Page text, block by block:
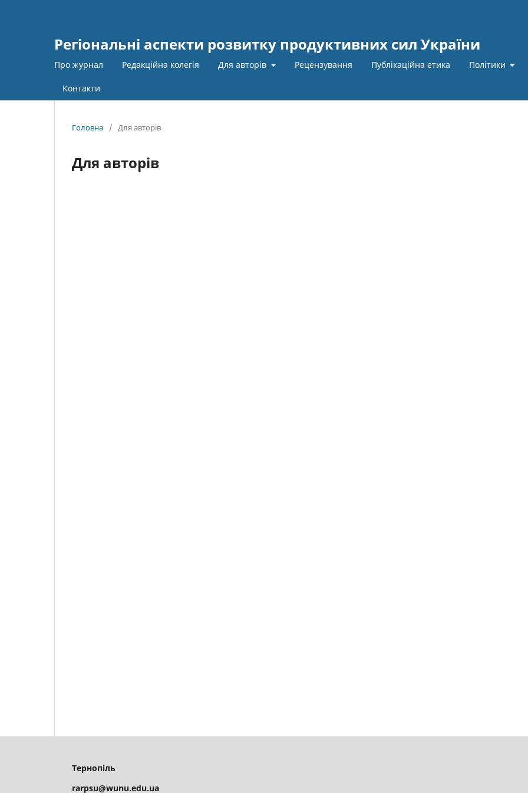
Регіональні аспекти розвитку продуктивних сил України
Про журнал Редакційна колегія Для авторів Рецензування Публікаційна етика Політики
Контакти
Головна / Для авторів
Для авторів
Тернопіль
rarpsu@wunu.edu.ua